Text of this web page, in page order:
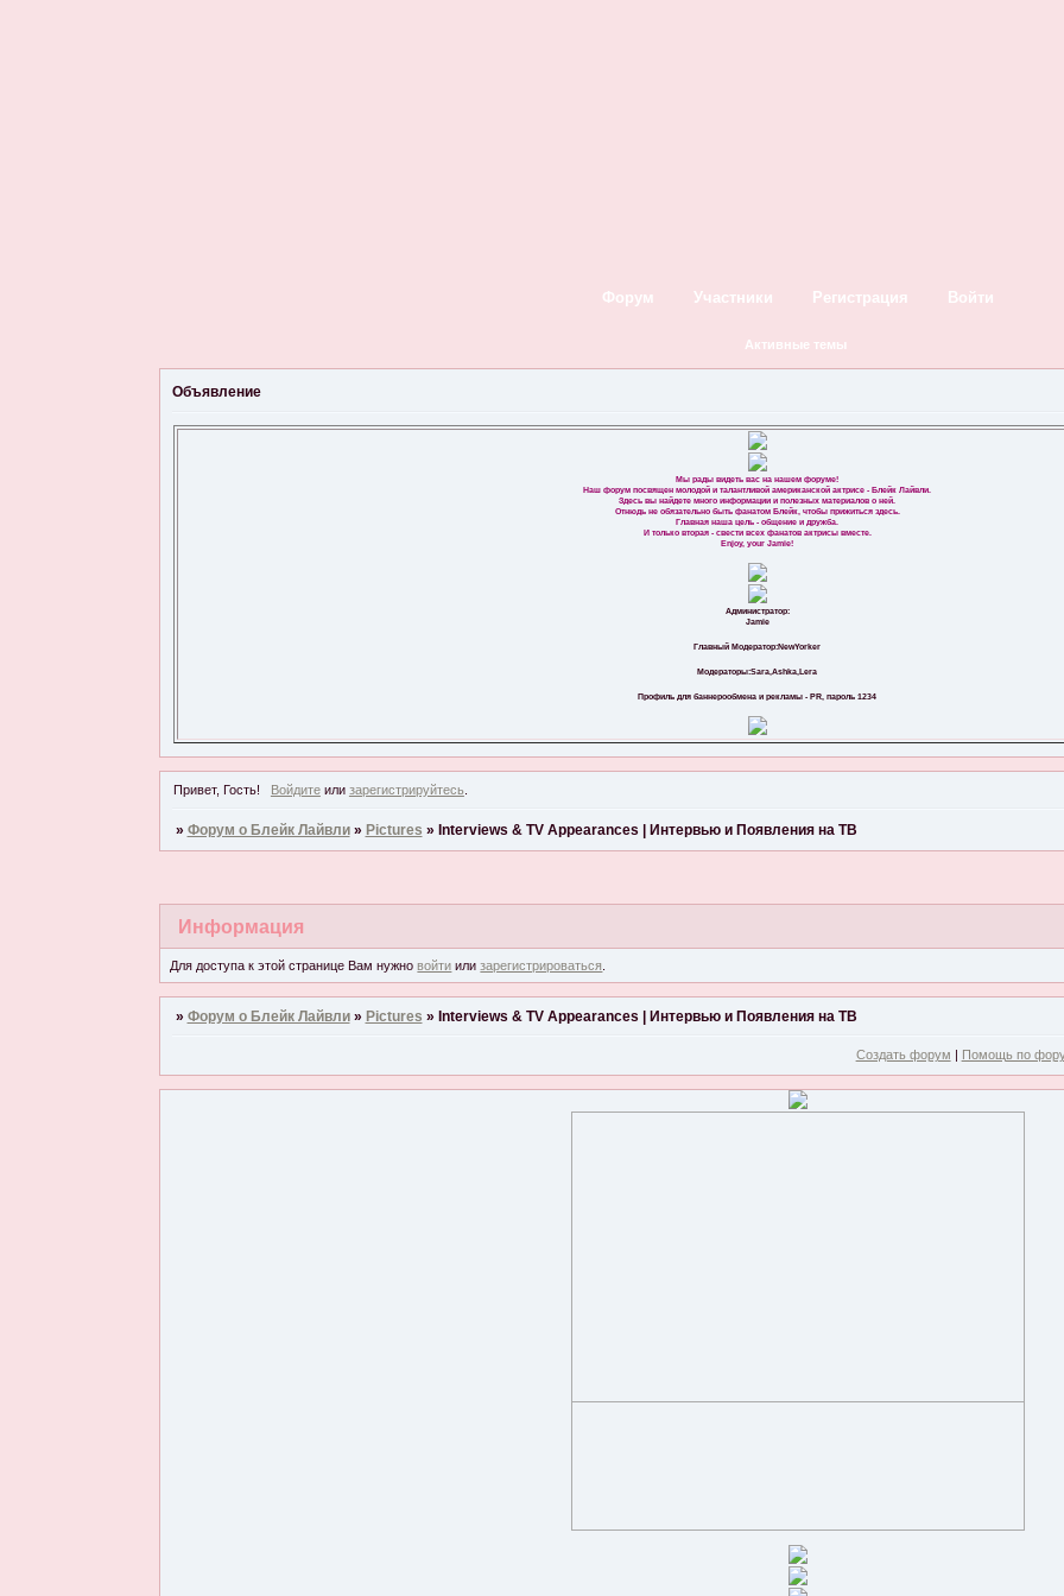
Форум Участники Регистрация Войти
Активные темы
Объявление
Мы рады видеть вас на нашем форуме!
Наш форум посвящен молодой и талантливой американской актрисе - Блейк Лайвли.
Здесь вы найдете много информации и полезных материалов о ней.
Отнюдь не обязательно быть фанатом Блейк, чтобы прижиться здесь.
Главная наша цель - общение и дружба.
И только вторая - свести всех фанатов актрисы вместе.
Enjoy, your Jamie!
Администратор:
Jamie
Главный Модератор:NewYorker
Модераторы:Sara,Ashka,Lera
Профиль для баннерообмена и рекламы - PR, пароль 1234
Привет, Гость! Войдитеили зарегистрируйтесь.
» Форум о Блейк Лайвли » Pictures » Interviews & TV Appearances | Интервью и Появления на ТВ
Информация
Для доступа к этой странице Вам нужновойти илизарегистрироваться
» Форум о Блейк Лайвли » Pictures » Interviews & TV Appearances | Интервью и Появления на ТВ
Создать форум | Помощь по